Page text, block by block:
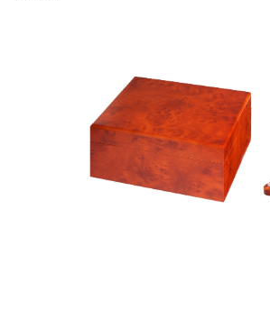
Vložením hodnocení souhlasíte s
osobních údajů